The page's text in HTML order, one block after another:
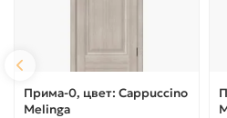
Прима-0, цвет: Cappuccino
Melinga